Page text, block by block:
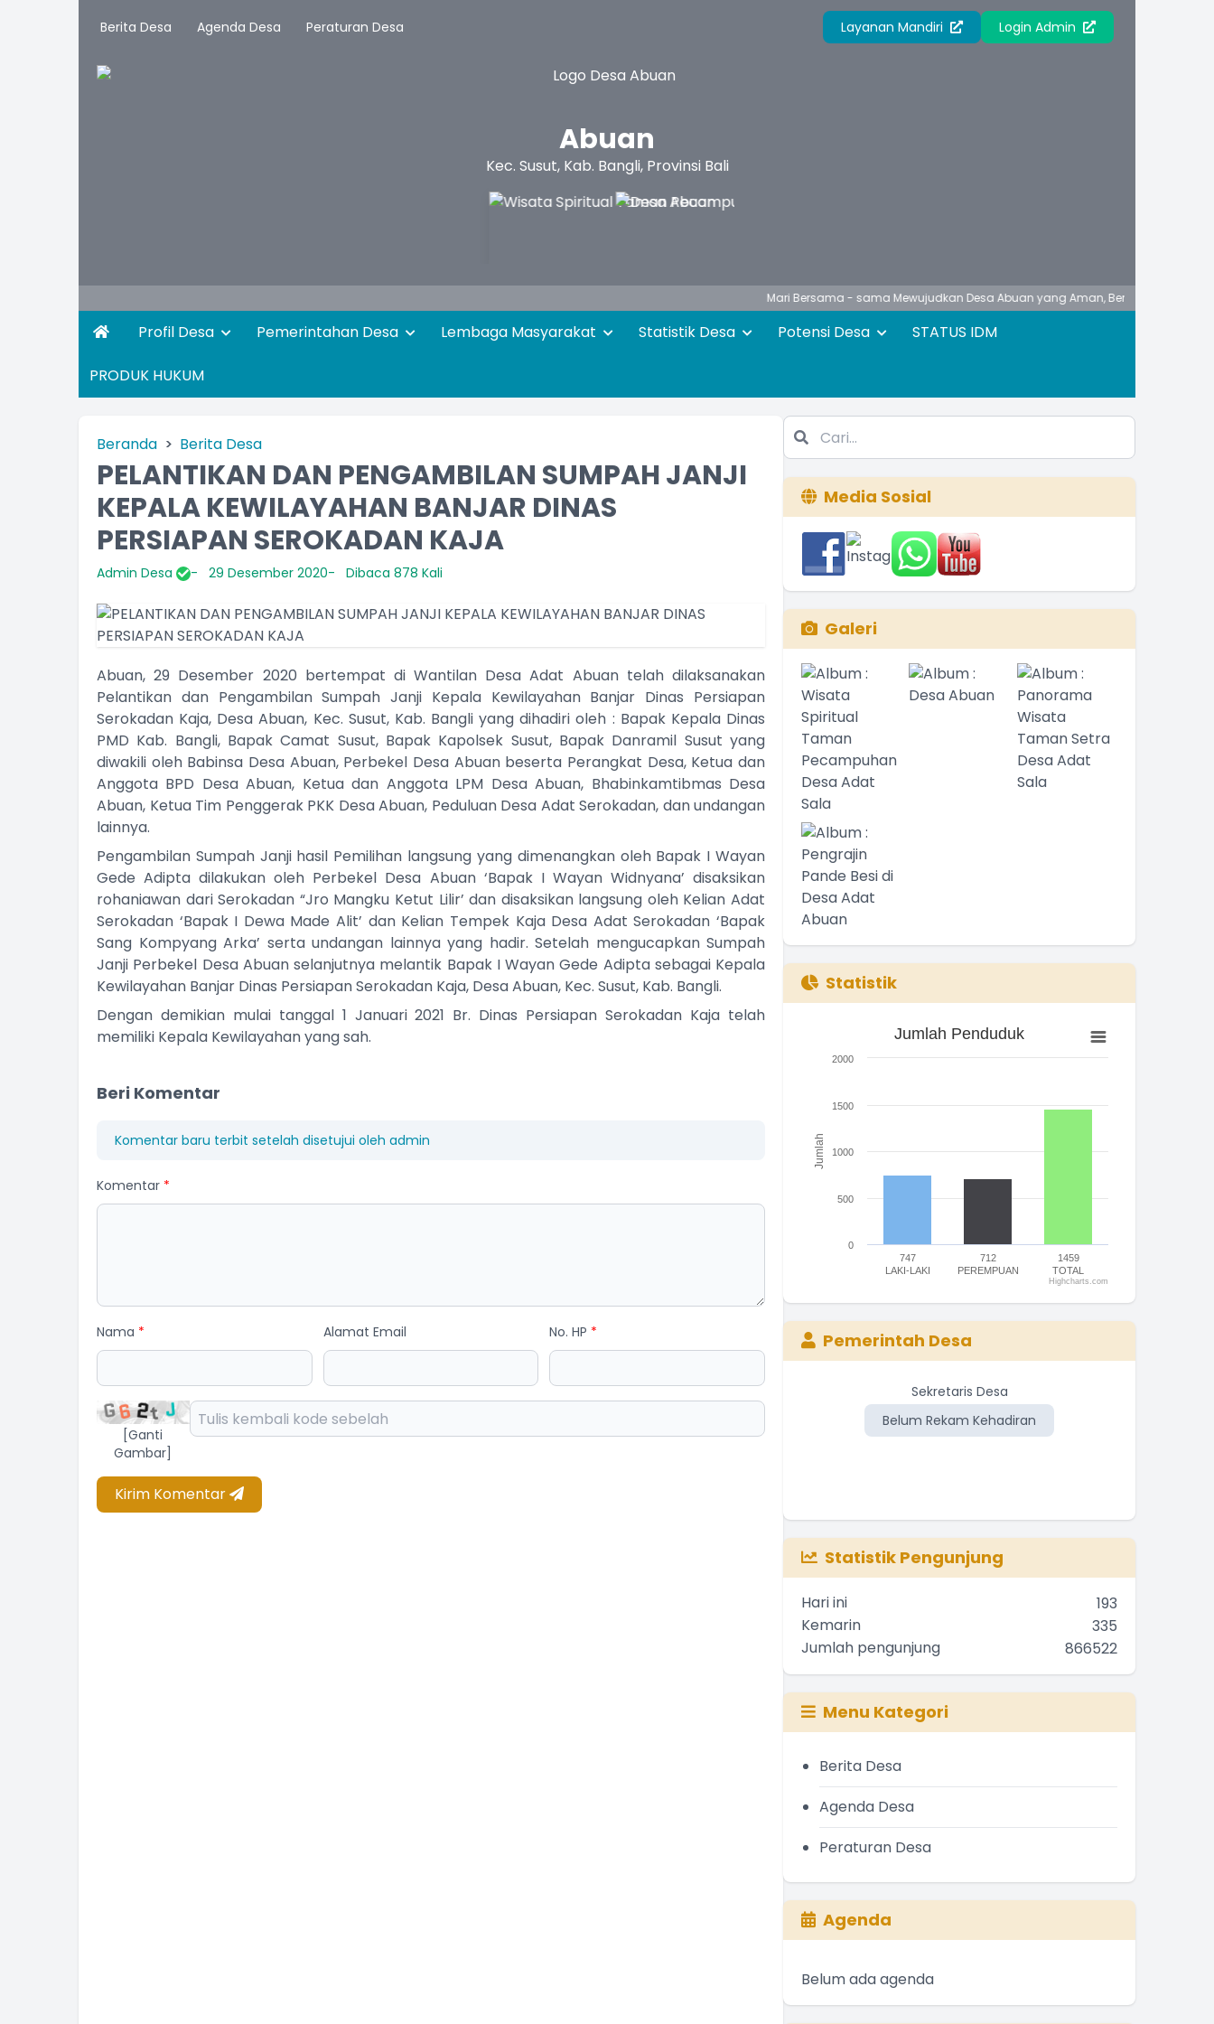
Berita Desa Agenda Desa Peraturan Desa Layanan Mandiri Login Admin
Abuan
Kec. Susut, Kab. Bangli, Provinsi Bali
Mari Bersama - sama Mewujudkan Desa Abuan yang Aman, Berbudaya, Unggul, Asri dan
Profil Desa Pemerintahan Desa Lembaga Masyarakat Statistik Desa Potensi Desa STATUS IDM
PRODUK HUKUM
Beranda Berita Desa
PELANTIKAN DAN PENGAMBILAN SUMPAH JANJI
KEPALA KEWILAYAHAN BANJAR DINAS
PERSIAPAN SEROKADAN KAJA
Admin Desa 29 Desember 2020 Dibaca 878 Kali
Abuan, 29 Desember 2020 bertempat di Wantilan Desa Adat Abuan telah dilaksanakan
Pelantikan dan Pengambilan Sumpah Janji Kepala Kewilayahan Banjar Dinas Persiapan
Serokadan Kaja, Desa Abuan, Kec. Susut, Kab. Bangli yang dihadiri oleh : Bapak Kepala Dinas
PMD Kab. Bangli, Bapak Camat Susut, Bapak Kapolsek Susut, Bapak Danramil Susut yang
diwakili oleh Babinsa Desa Abuan, Perbekel Desa Abuan beserta Perangkat Desa, Ketua dan
Anggota BPD Desa Abuan, Ketua dan Anggota LPM Desa Abuan, Bhabinkamtibmas Desa
Abuan, Ketua Tim Penggerak PKK Desa Abuan, Peduluan Desa Adat Serokadan, dan undangan
lainnya.
Pengambilan Sumpah Janji hasil Pemilihan langsung yang dimenangkan oleh Bapak I Wayan
Gede Adipta dilakukan oleh Perbekel Desa Abuan ‘Bapak I Wayan Widnyana’ disaksikan
rohaniawan dari Serokadan “Jro Mangku Ketut Lilir’ dan disaksikan langsung oleh Kelian Adat
Serokadan ‘Bapak I Dewa Made Alit’ dan Kelian Tempek Kaja Desa Adat Serokadan ‘Bapak
Sang Kompyang Arka’ serta undangan lainnya yang hadir. Setelah mengucapkan Sumpah
Janji Perbekel Desa Abuan selanjutnya melantik Bapak I Wayan Gede Adipta sebagai Kepala
Kewilayahan Banjar Dinas Persiapan Serokadan Kaja, Desa Abuan, Kec. Susut, Kab. Bangli.
Dengan demikian mulai tanggal 1 Januari 2021 Br. Dinas Persiapan Serokadan Kaja telah
memiliki Kepala Kewilayahan yang sah.
Beri Komentar
Komentar baru terbit setelah disetujui oleh admin
Komentar *
Nama * Alamat Email No. HP *
[Ganti
Gambar]
Kirim Komentar
Media Sosial
Galeri
Statistik
Jumlah Penduduk
The chart has 1 X axis displaying categories.
Jumlah
Jumlah Penduduk
747
LAKI-LAKI
712
PEREMPUAN
1459
TOTAL
0
500
1000
1500
2000
Highcharts.com
Pemerintah Desa
Staff Desa
Belum Rekam Kehadiran
Kepala Desa
Sekretaris Desa
Belum Rekam Kehadiran
Statistik Pengunjung
Hari ini
193
Kemarin
335
Jumlah pengunjung
866522
Menu Kategori
Berita Desa
Agenda Desa
Peraturan Desa
Agenda
Belum ada agenda